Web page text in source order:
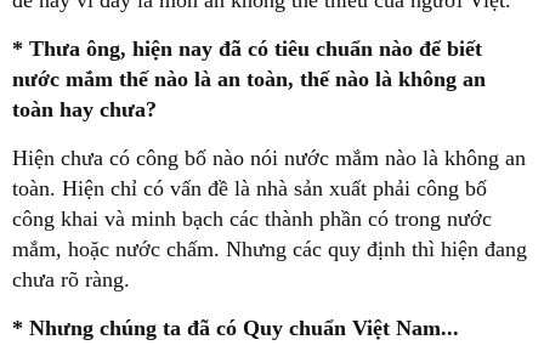
* Thưa ông, hiện nay đã có tiêu chuẩn nào để biết
nước mắm thế nào là an toàn, thế nào là không an
toàn hay chưa?
Hiện chưa có công bố nào nói nước mắm nào là không an
toàn. Hiện chỉ có vấn đề là nhà sản xuất phải công bố
công khai và minh bạch các thành phần có trong nước
mắm, hoặc nước chấm. Nhưng các quy định thì hiện đang
chưa rõ ràng.
* Nhưng chúng ta đã có Quy chuẩn Việt Nam...